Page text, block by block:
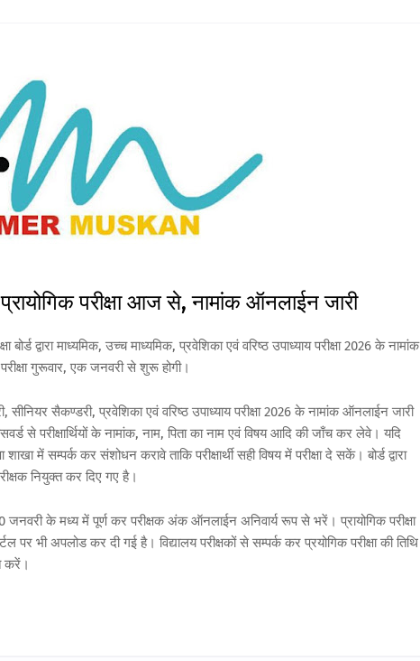
प्रायोगिक परीक्षा आज से, नामांक ऑनलाईन जारी
बोर्ड द्वारा माध्यमिक, उच्च माध्यमिक, प्रवेशिका एवं वरिष्ठ उपाध्याय परीक्षा 2026 के नामांक
गुरूवार, एक जनवरी से शुरू होगी।
सीनियर सैकण्डरी, प्रवेशिका एवं वरिष्ठ उपाध्याय परीक्षा 2026 के नामांक ऑनलाईन जारी
से परीक्षार्थियों के नामांक, नाम, पिता का नाम एवं विषय आदि की जाँच कर लेवे। यदि
में सम्पर्क कर संशोधन करावे ताकि परीक्षार्थी सही विषय में परीक्षा दे सकें। बोर्ड द्वारा
नियुक्त कर दिए गए है।
जनवरी के मध्य में पूर्ण कर परीक्षक अंक ऑनलाईन अनिवार्य रूप से भरें। प्रायोगिक परीक्षा
पर भी अपलोड कर दी गई है। विद्यालय परीक्षकों से सम्पर्क कर प्रयोगिक परीक्षा की तिथि
करें।